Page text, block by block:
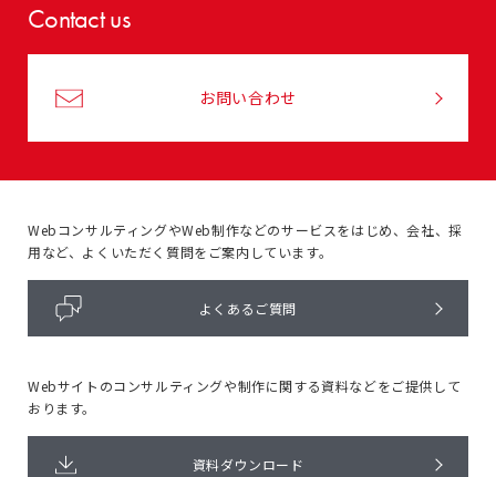
Contact us
お問い合わせ
WebコンサルティングやWeb制作などのサービスをはじめ、会社、採
用など、よくいただく質問をご案内しています。
よくあるご質問
Webサイトのコンサルティングや制作に関する資料などをご提供して
おります。
資料ダウンロード